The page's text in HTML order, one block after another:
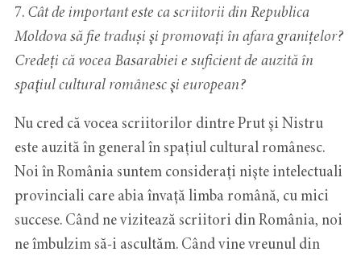
7.Cât de important este ca scriitorii din Republica
Moldova să fie traduși şi promovați în afara granițelor?
Credeți că vocea Basarabiei e suficient de auzită în
spaţiul cultural românesc şi european?
Nu cred că vocea scriitorilor dintre Prut şi Nistru
este auzită în general în spaţiul cultural românesc.
Noi în România suntem considerați nişte intelectuali
provinciali care abia învață limba română, cu mici
succese. Când ne vizitează scriitori din România, noi
ne îmbulzim să-i ascultăm. Când vine vreunul din